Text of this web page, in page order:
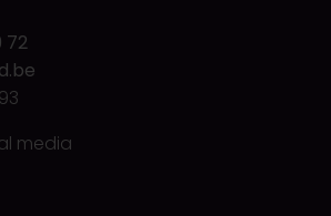
72
media